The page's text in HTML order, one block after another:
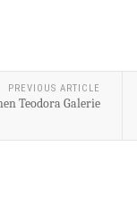
PREVIOUS ARTICLE
Teodora Galerie